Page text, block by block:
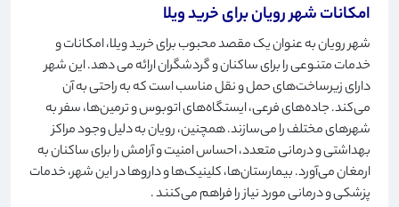
امکانات شهر رویان برای خرید ویلا
شهر رویان به عنوان یک مقصد محبوب برای خرید ویلا، امکانات و
خدمات متنوعی را برای ساکنان و گردشگران ارائه می دهد. این شهر
دارای زیرساخت‌های حمل و نقل مناسب است که به راحتی به آن
می‌کند. جاده‌های فرعی، ایستگاه‌های اتوبوس و ترمین‌ها، سفر به
شهرهای مختلف را می‌سازند. همچنین، رویان به دلیل وجود مراکز
بهداشتی و درمانی متعدد، احساس امنیت و آرامش را برای ساکنان به
ارمغان می‌آورد. بیمارستان‌ها، کلینیک‌ها و داروها در این شهر، خدمات
پزشکی و درمانی مورد نیاز را فراهم می‌کنند.